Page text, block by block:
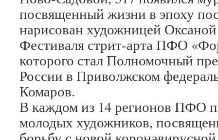
посвященный жизни в эпоху
нарисован художницей
Фестиваля стрит-арта ПФО
которого стал Полномочный
России в Приволжском
Комаров.
В каждом из 14 регионов ПФО
молодых художников,